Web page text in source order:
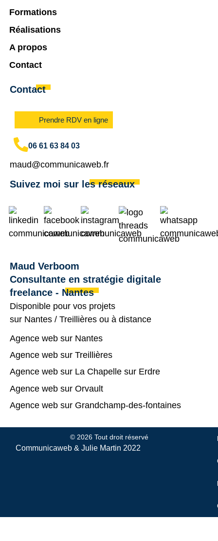
Maud Verboom
Consultante en stratégie digitale
freelance - Nantes
Disponible pour vos projets
sur Nantes / Treillières ou à distance
Agence web sur Nantes
Agence web sur Treillières
Agence web sur La Chapelle sur Erdre
Agence web sur Orvault
Agence web sur Grandchamp-des-fontaines
Contact
Prendre RDV en ligne
06 61 63 84 03
maud@communicaweb.fr
Suivez moi sur les réseaux
Formations
Réalisations
A propos
Contact
© 2026 Tout droit réservé
Communicaweb &Julie Martin 2022